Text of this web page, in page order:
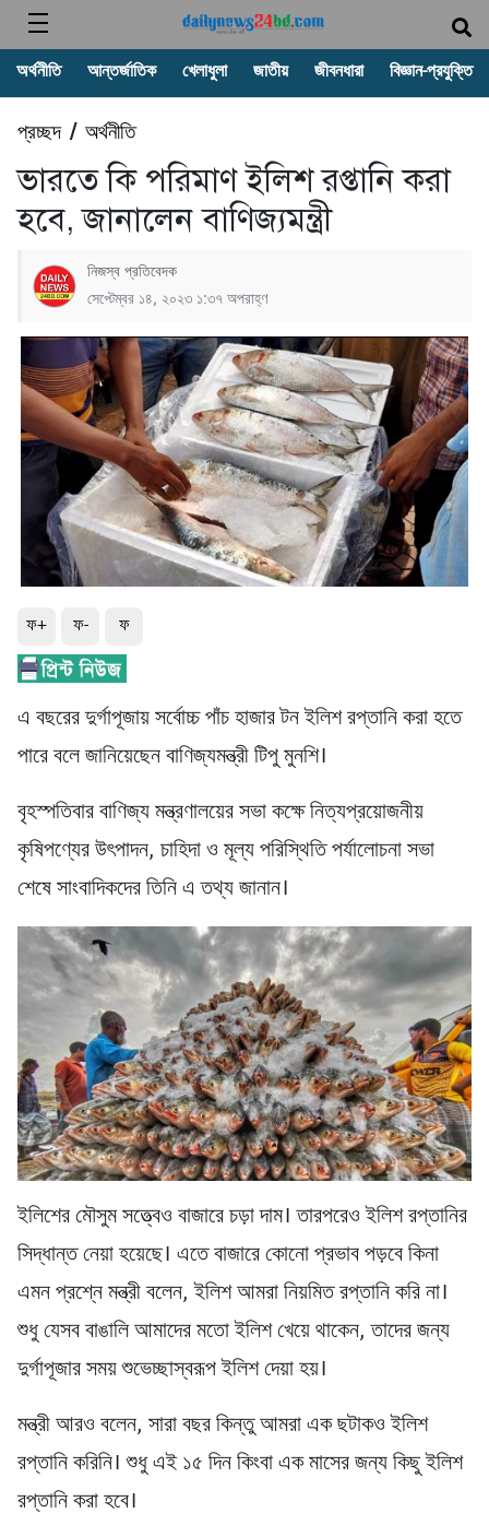
অর্থনীতি আন্তর্জাতিক খেলাধুলা জাতীয় জীবনধারা বিজ্ঞান-প্রযুক্তি
প্রচ্ছদ/ অর্থনীতি
ভারতে কি পরিমাণ ইলিশ রপ্তানি করা
হবে, জানালেন বাণিজ্যমন্ত্রী
নিজস্ব প্রতিবেদক
সেপ্টেম্বর ১৪, ২০২৩ ১:৩৭ অপরাহ্ণ
ফ+ ফ- ফ
এ বছরের দুর্গাপূজায় সর্বোচ্চ পাঁচ হাজার টন ইলিশ রপ্তানি করা হতে
পারে বলে জানিয়েছেন বাণিজ্যমন্ত্রী টিপু মুনশি।
বৃহস্পতিবার বাণিজ্য মন্ত্রণালয়ের সভা কক্ষে নিত্যপ্রয়োজনীয়
কৃষিপণ্যের উৎপাদন, চাহিদা ও মূল্য পরিস্থিতি পর্যালোচনা সভা
শেষে সাংবাদিকদের তিনি এ তথ্য জানান।
ইলিশের মৌসুম সত্ত্বেও বাজারে চড়া দাম। তারপরেও ইলিশ রপ্তানির
সিদ্ধান্ত নেয়া হয়েছে। এতে বাজারে কোনো প্রভাব পড়বে কিনা
এমন প্রশ্নে মন্ত্রী বলেন, ইলিশ আমরা নিয়মিত রপ্তানি করি না।
শুধু যেসব বাঙালি আমাদের মতো ইলিশ খেয়ে থাকেন, তাদের জন্য
দুর্গাপূজার সময় শুভেচ্ছাস্বরূপ ইলিশ দেয়া হয়।
মন্ত্রী আরও বলেন, সারা বছর কিন্তু আমরা এক ছটাকও ইলিশ
রপ্তানি করিনি। শুধু এই ১৫ দিন কিংবা এক মাসের জন্য কিছু ইলিশ
রপ্তানি করা হবে।